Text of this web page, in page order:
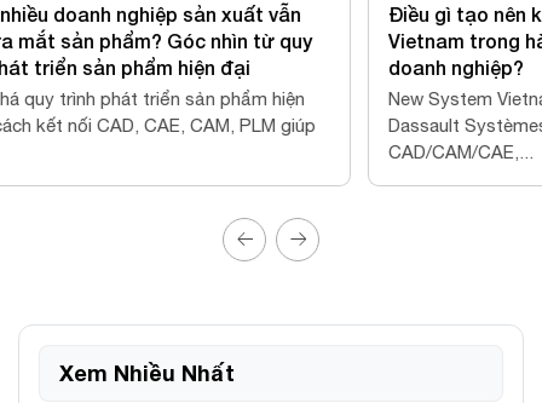
Điều gì tạo nên khác biệt của New System
Vietnam trong hành trình chuyển đổi số
doanh nghiệp?
New System Vietnam là Gold Partner của
Dassault Systèmes, cung cấp giải pháp
AI
AI
ứng
kết...
Xem Nhiều Nhất